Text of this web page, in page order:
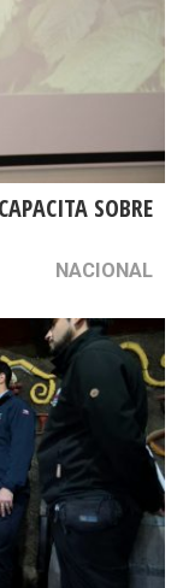
SOBRE
NACIONAL